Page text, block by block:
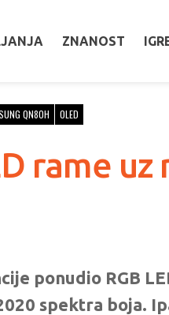
ZNANOST
QN80H OLED
rame
ponudio RGB
spektra boja.